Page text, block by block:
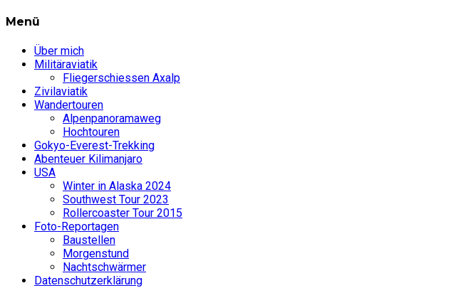
Menü
Über mich
Militäraviatik
Fliegerschiessen Axalp
Zivilaviatik
Wandertouren
Alpenpanoramaweg
Hochtouren
Gokyo-Everest-Trekking
Abenteuer Kilimanjaro
USA
Winter in Alaska 2024
Southwest Tour 2023
Rollercoaster Tour 2015
Foto-Reportagen
Baustellen
Morgenstund
Nachtschwärmer
Datenschutzerklärung